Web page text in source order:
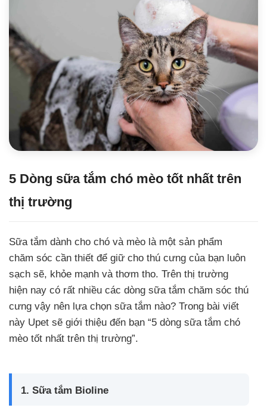
5 Dòng sữa tắm chó mèo tốt nhất trên
thị trường
Sữa tắm dành cho chó và mèo là một sản phẩm
chăm sóc cần thiết để giữ cho thú cưng của bạn luôn
sạch sẽ, khỏe mạnh và thơm tho. Trên thị trường
hiện nay có rất nhiều các dòng sữa tắm chăm sóc thú
cưng vậy nên lựa chọn sữa tắm nào? Trong bài viết
này Upet sẽ giới thiệu đến bạn “5 dòng sữa tắm chó
mèo tốt nhất trên thị trường”.
1. Sữa tắm Bioline